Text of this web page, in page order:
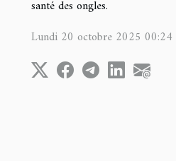
santé des ongles.
Lundi 20 octobre 2025 00:24